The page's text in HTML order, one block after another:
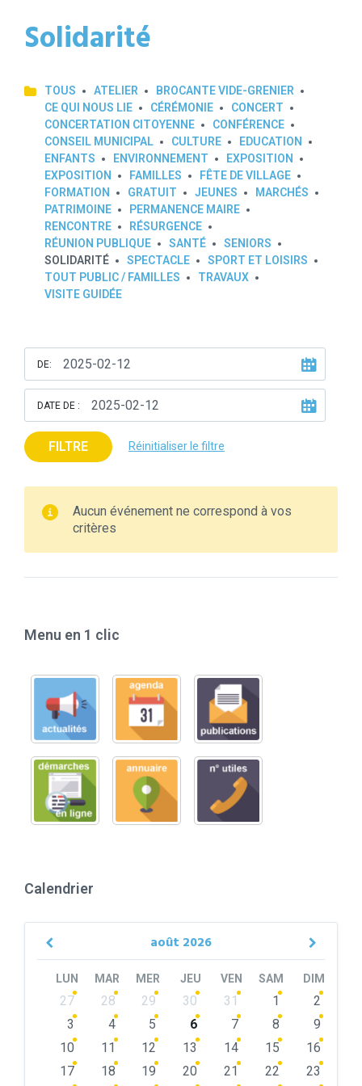
Solidarité
TOUS ATELIER
BROCANTE VIDE-GRENIER
CE QUI NOUS LIE
CÉRÉMONIE
CONCERT
CONCERTATION CITOYENNE
CONFÉRENCE
CONSEIL MUNICIPAL
CULTURE
EDUCATION
ENFANTS
ENVIRONNEMENT
EXPOSITION
EXPOSITION
FAMILLES
FÊTE DE VILLAGE
FORMATION
GRATUIT JEUNES
MARCHÉS
PATRIMOINE
PERMANENCE MAIRE
RENCONTRE
RÉSURGENCE
RÉUNION PUBLIQUE
SANTÉ
SENIORS
SOLIDARITÉ
SPECTACLE
SPORT ET LOISIRS
TOUT PUBLIC / FAMILLES
TRAVAUX
VISITE GUIDÉE
DE:
DATE DE :
FILTRE Réinitialiser le filtre
Aucun événement ne correspond à vos
critères
Menu en 1 clic
Calendrier
août 2026
Previous
LUN MAR MER JEU VEN SAM DIM
Skip
calendar
27 28 29 30 31 1
2
3
4 5 6 7 8
9
10
11 12 13 14 15
16
17
18 19 20 21 22
23